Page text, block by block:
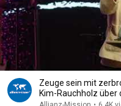
Zeuge sein mit
Kim-Rauchholz über